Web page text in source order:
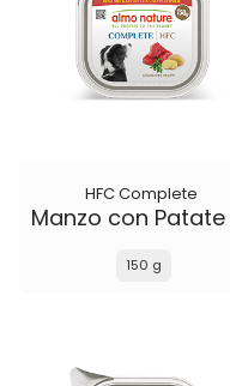
HFC Complete
150 g